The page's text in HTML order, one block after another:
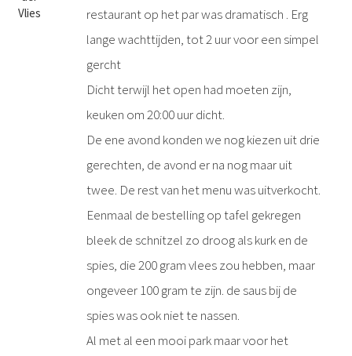
Vlies
restaurant op het par was dramatisch . Erg
lange wachttijden, tot 2 uur voor een simpel
gercht
Dicht terwijl het open had moeten zijn,
keuken om 20:00 uur dicht.
De ene avond konden we nog kiezen uit drie
gerechten, de avond er na nog maar uit
twee. De rest van het menu was uitverkocht.
Eenmaal de bestelling op tafel gekregen
bleek de schnitzel zo droog als kurk en de
spies, die 200 gram vlees zou hebben, maar
ongeveer 100 gram te zijn. de saus bij de
spies was ook niet te nassen.
Al met al een mooi park maar voor het